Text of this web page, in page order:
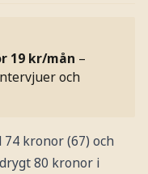
19 kr/mån –
och
74 kronor (67) och
80 kronor i